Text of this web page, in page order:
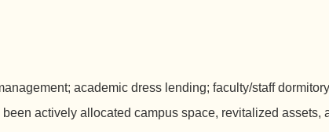
academic dress lending; faculty/staff
actively allocated campus space, revitalized